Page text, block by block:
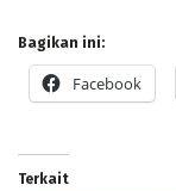
Bagikan ini:
Facebook
Terkait